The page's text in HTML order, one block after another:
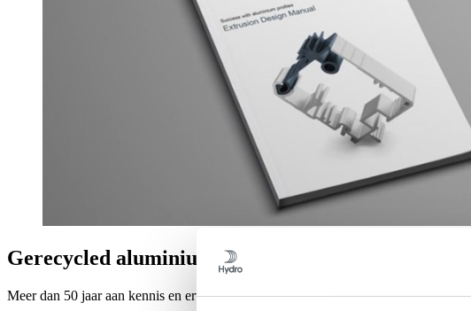
Gerecycled aluminium
Meer dan 50 jaar aan kennis en ervaring verkrijgbaar op één plek. Lees meer